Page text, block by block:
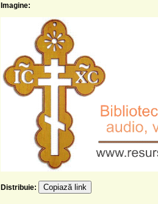
Imagine:
Distribuie: Copiază link